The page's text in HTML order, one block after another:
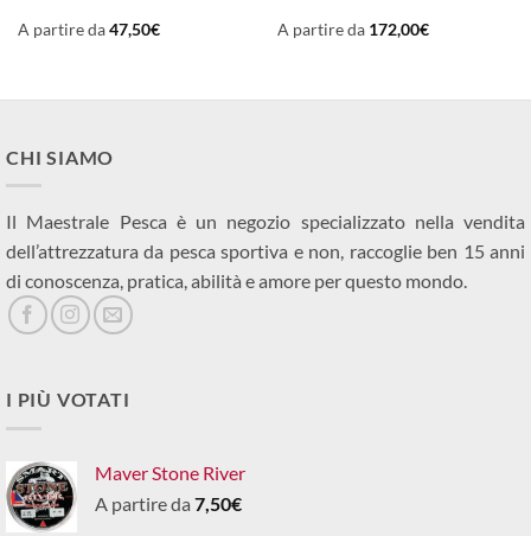
A partire da47,50€ A partire da 172,00€
CHI SIAMO
Il Maestrale Pesca è un negozio specializzato nella vendita
dell’attrezzatura da pesca sportiva e non, raccoglie ben 15 anni
di conoscenza, pratica, abilità e amore per questo mondo.
I PIÙ VOTATI
Maver Stone River
A partire da 7,50€